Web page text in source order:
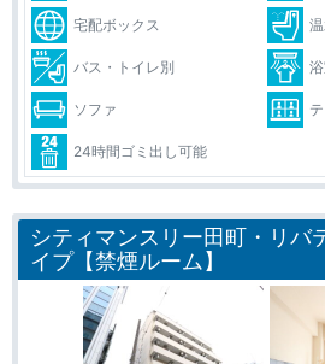
宅配ボックス
バス・トイレ別
ソファ
24時間ゴミ出し可能
シティマンスリー田町・リ
イプ【禁煙ルーム】